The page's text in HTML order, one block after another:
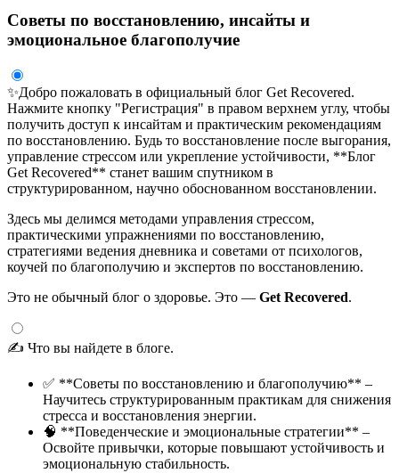
Советы по восстановлению, инсайты и
эмоциональное благополучие
✨Добро пожаловать в официальный блог Get Recovered.
Нажмите кнопку "Регистрация" в правом верхнем углу, чтобы
получить доступ к инсайтам и практическим рекомендациям
по восстановлению. Будь то восстановление после выгорания,
управление стрессом или укрепление устойчивости, **Блог
Get Recovered** станет вашим спутником в
структурированном, научно обоснованном восстановлении.
Здесь мы делимся методами управления стрессом,
практическими упражнениями по восстановлению,
стратегиями ведения дневника и советами от психологов,
коучей по благополучию и экспертов по восстановлению.
Это не обычный блог о здоровье. Это — Get Recovered.
✍️ Что вы найдете в блоге.
✅ **Советы по восстановлению и благополучию** –
Научитесь структурированным практикам для снижения
стресса и восстановления энергии.
🧠 **Поведенческие и эмоциональные стратегии** –
Освойте привычки, которые повышают устойчивость и
эмоциональную стабильность.